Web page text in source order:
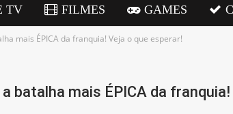
TV FILMES GAMES
mais ÉPICA da franquia! Veja o que esperar!
batalha mais ÉPICA da